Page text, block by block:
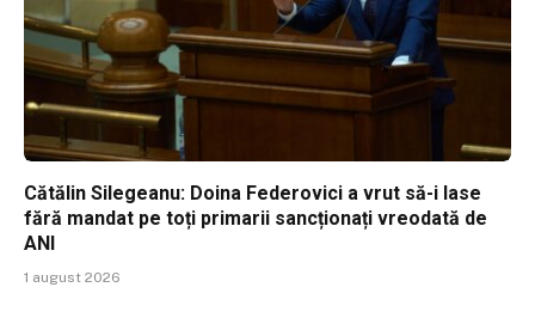
Cătălin Silegeanu: Doina Federovici a vrut să-i lase
fără mandat pe toți primarii sancționați vreodată de
ANI
1 august 2026